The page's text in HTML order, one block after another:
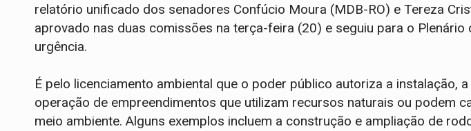
relatório unificado dos senadores Confúcio Moura (MDB-RO) e Tereza
aprovado nas duas comissões na terça-feira (20) e seguiu para o Plenário
urgência.
É pelo licenciamento ambiental que o poder público autoriza a instalação,
operação de empreendimentos que utilizam recursos naturais ou podem
meio ambiente. Alguns exemplos incluem a construção e ampliação de